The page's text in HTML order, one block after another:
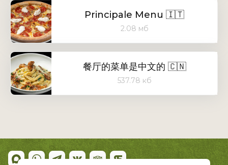
Principale Menu 🇮🇹
2.08 мб
餐厅的菜单是中文的 🇨🇳
537.78 кб